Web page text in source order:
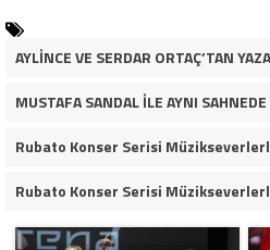
AYLİNCE VE SERDAR ORTAÇ’TAN
Rubato Konser Serisi
Rubato Konser Serisi